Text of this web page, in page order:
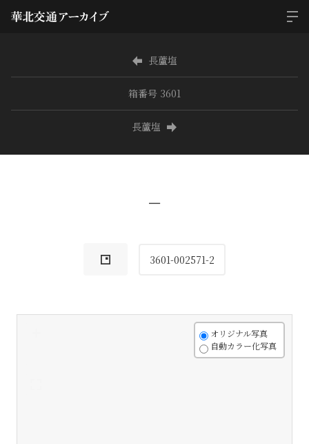
長蘆塩
箱番号 3601
長蘆塩
−
3601-002571-2
オリジナル写真
自動カラー化写真